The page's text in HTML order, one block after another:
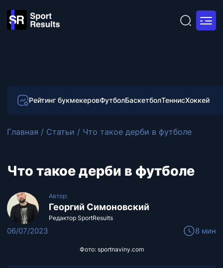
Рейтинг букмекеровФутболБаскетболТеннисХоккей
Главная / Статьи / Что такое дерби в футболе
Что такое дерби в футболе
Автор:
Георгий Симоновский
Редактор SportResults
06/07/2023 8 мин
Фото: sportnaviny.com